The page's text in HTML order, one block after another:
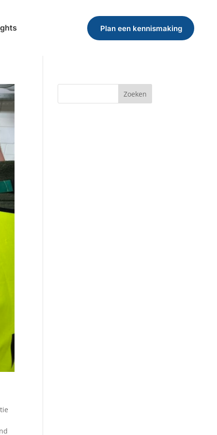
Plan een kennismaking
Zoeken